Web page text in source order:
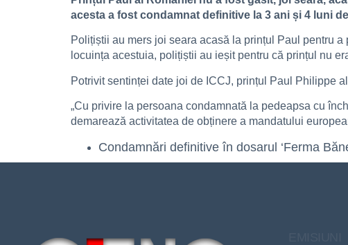
acesta a fost condamnat definitive la 3 ani și 4 luni
Polițiștii au mers joi seara acasă la prințul Paul pentru
locuința acestuia, polițiștii au ieșit pentru că prințul nu
Potrivit sentinței date joi de ICCJ, prințul Paul Philippe
„Cu privire la persoana condamnată la pedeapsa cu
demarează activitatea de obținere a mandatului
Condamnări definitive în dosarul ‘Ferma